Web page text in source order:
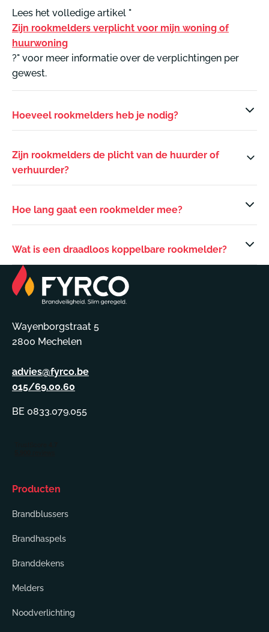
Lees het volledige artikel "
Zijn rookmelders verplicht voor mijn woning of
huurwoning
?" voor meer informatie over de verplichtingen per
gewest.
Hoeveel rookmelders heb je nodig?
Zijn rookmelders de plicht van de huurder of
verhuurder?
Hoe lang gaat een rookmelder mee?
Wat is een draadloos koppelbare rookmelder?
Wayenborgstraat 5
2800 Mechelen
advies@fyrco.be
015/69.00.60
BE 0833.079.055
Producten
Brandblussers
Brandhaspels
Branddekens
Melders
Noodverlichting